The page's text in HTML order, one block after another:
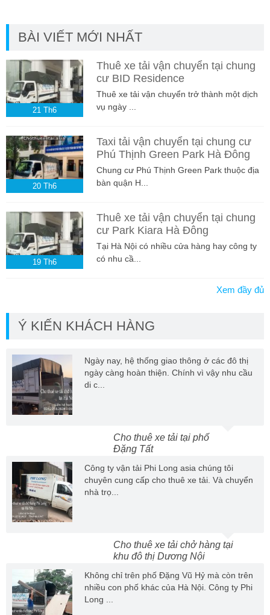
BÀI VIẾT MỚI NHẤT
21 Th6
Thuê xe tải vận chuyển tại chung
cư BID Residence
Thuê xe tải vận chuyển trở thành một dịch
vụ ngày ...
20 Th6
Taxi tải vận chuyển tại chung cư
Phú Thịnh Green Park Hà Đông
Chung cư Phú Thịnh Green Park thuộc địa
bàn quận H...
19 Th6
Thuê xe tải vận chuyển tại chung
cư Park Kiara Hà Đông
Tại Hà Nội có nhiều cửa hàng hay công ty
có nhu cầ...
Xem đầy đủ
Ý KIẾN KHÁCH HÀNG
Ngày nay, hệ thống giao thông ở các đô thị
ngày càng hoàn thiện. Chính vì vậy nhu cầu
di c...
Cho thuê xe tải tại phố
Đặng Tất
Công ty vận tải Phi Long asia chúng tôi
chuyên cung cấp cho thuê xe tải. Và chuyển
nhà trọ...
Cho thuê xe tải chở hàng tại
khu đô thị Dương Nội
Không chỉ trên phố Đặng Vũ Hỷ mà còn trên
nhiều con phố khác của Hà Nội. Công ty Phi
Long ...